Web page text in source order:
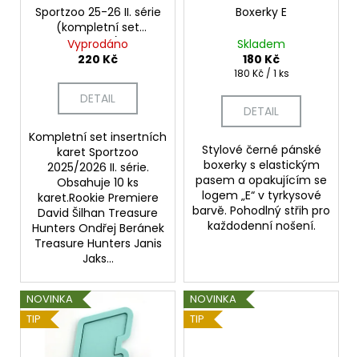
Sportzoo 25-26 II. série
(kompletní set
insertů)
Vyprodáno
220 Kč
DETAIL
Kompletní set insertních
karet Sportzoo
2025/2026 II. série.
Obsahuje 10 ks
karet.Rookie Premiere
David Šilhan Treasure
Hunters Ondřej Beránek
Treasure Hunters Janis
Jaks...
Boxerky E
Skladem
180 Kč
Měrná
180 Kč / 1 ks
DETAIL
Stylové černé pánské
boxerky s elastickým
pasem a opakujícím se
logem „E“ v tyrkysové
barvě. Pohodlný střih pro
každodenní nošení.
NOVINKA
TIP
NOVINKA
TIP
PUK
OBOUSTRANNÝ
TROFEJ
199